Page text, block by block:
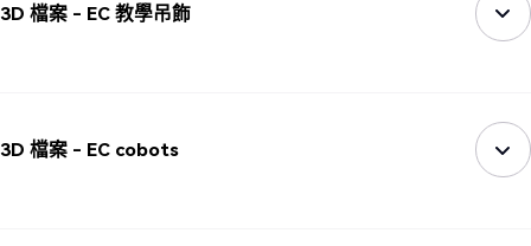
3D 檔案 - EC 教學吊飾
3D 檔案 - EC cobots